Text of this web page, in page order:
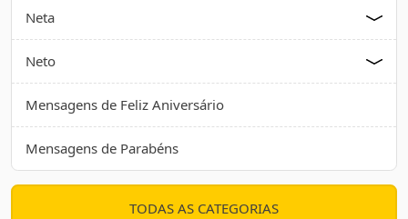
Neta
Neto
Mensagens de Feliz Aniversário
Mensagens de Parabéns
TODAS AS CATEGORIAS